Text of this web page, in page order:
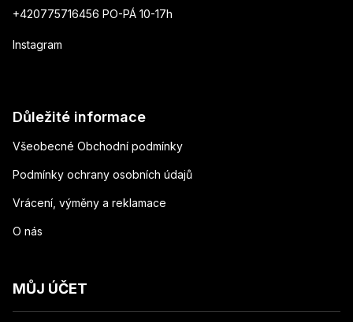
+420775716456 PO-PÁ 10-17h
Instagram
Důležité informace
Všeobecné Obchodní podmínky
Podmínky ochrany osobních údajů
Vrácení, výměny a reklamace
O nás
MŮJ ÚČET